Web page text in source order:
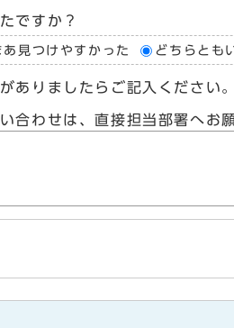
ですか？
あ見つけやすかった どちらとも
ありましたらご記入ください。
合わせは、直接担当部署へ